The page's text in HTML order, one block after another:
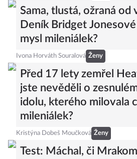
Sama, tlustá, ožraná od
Deník Bridget
mysl mileniálek?
Ivona Horváth Souralová Ženy
Před 17 lety zemřel
jste nevěděli o
idolu, kterého milovala
mileniálek?
Kristýna Dobeš Moučková Ženy
Test: Máchal, či